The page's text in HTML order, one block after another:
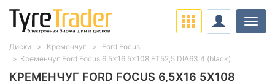
КРЕМЕНЧУГ FORD FOCUS 6,5X16 5X108
Диски Кременчуг
Ford Focus
Кременчуг Ford Focus 6,5x16 5x108 ET52,5 DIA63,4 (black)